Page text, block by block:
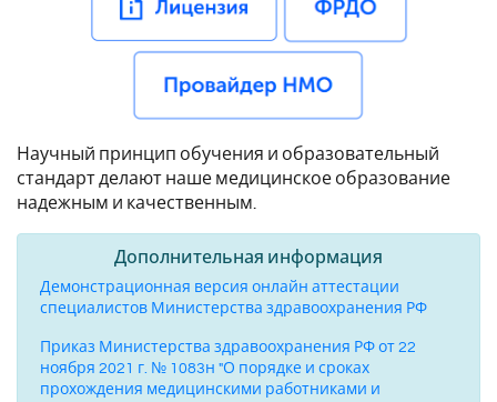
Научный принцип обучения и образовательный
стандарт делают наше медицинское образование
надежным и качественным.
Дополнительная информация
Демонстрационная версия онлайн аттестации
специалистов Министерства здравоохранения РФ
Приказ Министерства здравоохранения РФ от 22
ноября 2021 г. № 1083н "О порядке и сроках
прохождения медицинскими работниками и